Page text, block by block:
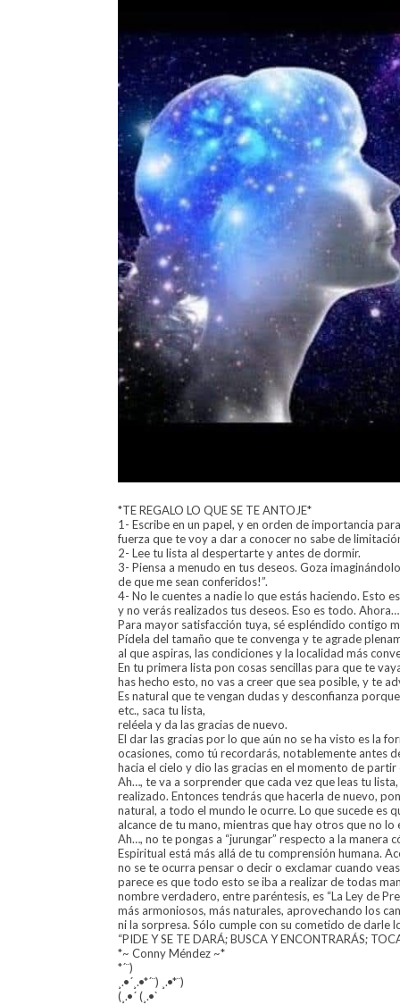
*TE REGALO LO QUE SE TE ANTOJE*
1- Escribe en un papel, y en orden de importancia
fuerza que te voy a dar a conocer no sabe de
2- Lee tu lista al despertarte y antes de dormir.
3- Piensa a menudo en tus deseos. Goza
de que me sean conferidos!”.
4- No le cuentes a nadie lo que estás haciendo. Esto
y no verás realizados tus deseos. Eso es todo. Ahora…
Para mayor satisfacción tuya, sé espléndido contigo
Pídela del tamaño que te convenga y te agrade
al que aspiras, las condiciones y la localidad más
En tu primera lista pon cosas sencillas para que te
has hecho esto, no vas a creer que sea posible, y te
Es natural que te vengan dudas y desconfianza
etc., saca tu lista,
reléela y da las gracias de nuevo.
El dar las gracias por lo que aún no se ha visto es la
ocasiones, como tú recordarás, notablemente antes
hacia el cielo y dio las gracias en el momento de
Ah…, te va a sorprender que cada vez que leas tu
realizado. Entonces tendrás que hacerla de nuevo,
natural, a todo el mundo le ocurre. Lo que sucede es
alcance de tu mano, mientras que hay otros que no lo
Ah…, no te pongas a “jurungar” respecto a la manera
Espiritual está más allá de tu comprensión humana.
no se te ocurra pensar o decir o exclamar cuando
parece es que todo esto se iba a realizar de todas
nombre verdadero, entre paréntesis, es “La Ley de
más armoniosos, más naturales, aprovechando los
ni la sorpresa. Sólo cumple con su cometido de darle
“PIDE Y SE TE DARÁ; BUSCA Y ENCONTRARÁS;
*~ Conny Méndez ~*
*´¨)
¸.•´¸.•*´¨) ¸.•*¨)
(¸.•´ (¸.•`